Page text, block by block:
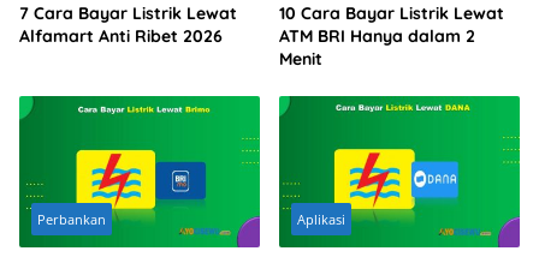
7 Cara Bayar Listrik Lewat
Alfamart Anti Ribet 2026
10 Cara Bayar Listrik Lewat
ATM BRI Hanya dalam 2
Menit
Perbankan Aplikasi